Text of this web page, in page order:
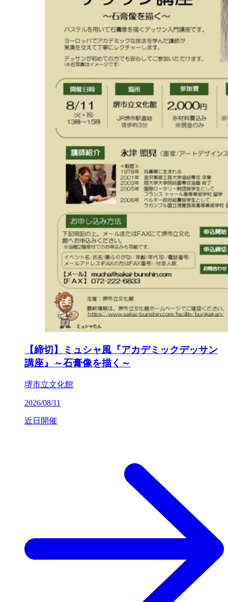
【締切】ミュシャ風『アカデミックデッサン
講座』～石膏像を描く～
堺市立文化館
2026/08/11
近日開催